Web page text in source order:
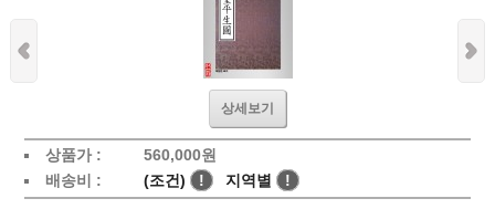
상세보기
상품가 : 560,000원
배송비 :
(조건) ! 지역별 !